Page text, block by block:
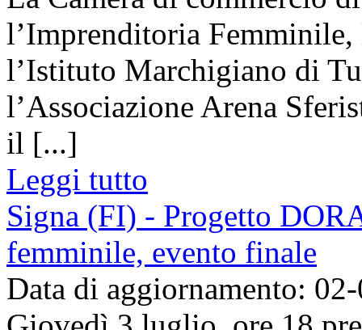
l’Imprenditoria
l’Istituto Marchigiano di
l’Associazione Arena
il [...]
Leggi tutto
Signa (FI) - Progetto
femminile, evento finale
Data di aggiornamento: